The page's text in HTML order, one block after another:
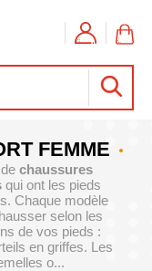
FEMME
chaussures
qui ont les pieds
Chaque modèle
selon les
de vos pieds :
en griffes. Les
o...